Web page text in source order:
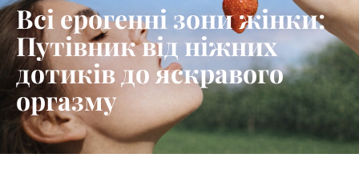
Всі ерогенні зони жінки:
Путівник від ніжних
дотиків до яскравого
оргазму